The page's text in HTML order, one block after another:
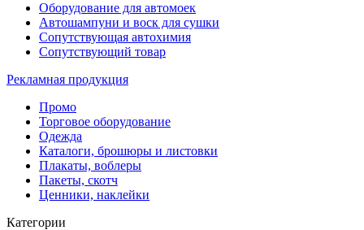
Оборудование для автомоек
Автошампуни и воск для сушки
Сопутствующая автохимия
Сопутствующий товар
Рекламная продукция
Промо
Торговое оборудование
Одежда
Каталоги, брошюры и листовки
Плакаты, воблеры
Пакеты, скотч
Ценники, наклейки
Категории